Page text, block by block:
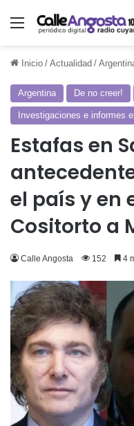
Menú
Inicio / Actualidad /
Argentina De no creer!
Investigaciones e informes
Estafas en
el país y en
Cositorto a
Calle Angosta 152 4